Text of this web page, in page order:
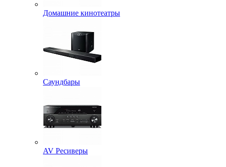
Домашние кинотеатры
Саундбары
AV Ресиверы